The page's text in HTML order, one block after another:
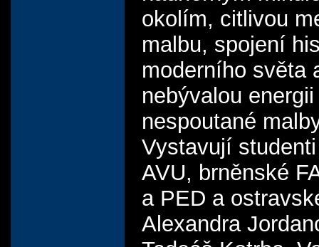
okolím, citlivou
malbu, spojení
moderního světa
nebývalou energii
nespoutané
Vystavují
AVU, brněnské
a PED a
Alexandra